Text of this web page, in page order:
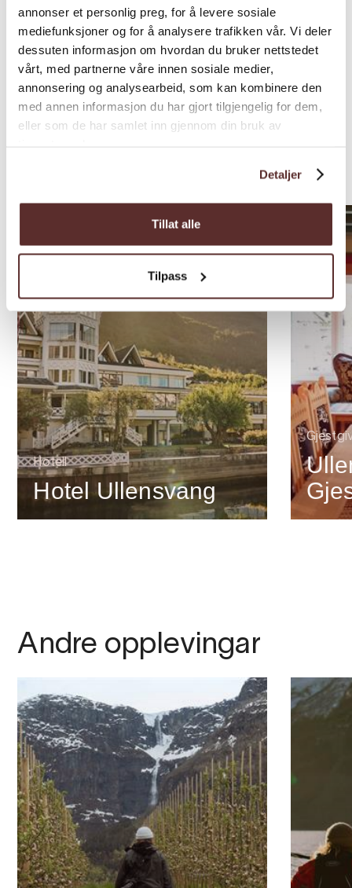
annonser et personlig preg, for å levere sosiale
mediefunksjoner og for å analysere trafikken vår. Vi deler
dessuten informasjon om hvordan du bruker nettstedet
vårt, med partnerne våre innen sosiale medier,
annonsering og analysearbeid, som kan kombinere den
med annen informasjon du har gjort tilgjengelig for dem,
eller som de har samlet inn gjennom din bruk av
Detaljer
Tillat alle
Tilpass
Beskrivelse Pris*
495,00
*Pris frå
Overnatting i nærleiken
Hotell
Hotel Ullensvang
Andre opplevingar